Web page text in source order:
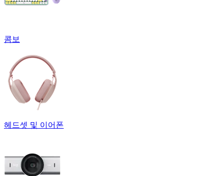
콤보
헤드셋 및 이어폰